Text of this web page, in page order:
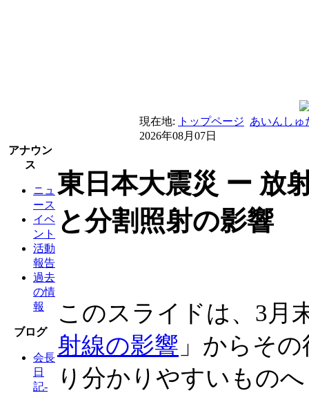
現在地: トップページ あいんしゅ
2026年08月07日
アナウン
ス
ニュ
ース
イベ
ント
活動
報告
過去
の情
報
ブログ
会長
日
記-
東日本大震災 ー 放
と分割照射の影響
このスライドは、3月
射線の影響 」からそ
り分かりやすいもの